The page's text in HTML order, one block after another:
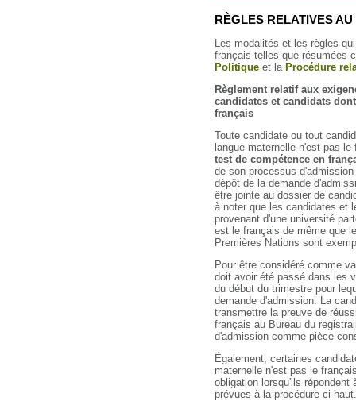
RÈGLES RELATIVES
Les modalités et les règles
français telles que résumées
Politique et la Procédure
Règlement relatif aux
candidates et candidats
français
Toute candidate ou tout
langue maternelle n'est pas
test de compétence en
de son processus
dépôt de la demande
être jointe au dossier de
à noter que les candidates et
provenant d'une université
est le français de même que
Premières Nations sont
Pour être considéré comme
doit avoir été passé dans les
du début du trimestre pour
demande d'admission. La
transmettre la preuve de
français au Bureau du
d'admission comme pièce
Également, certaines
maternelle n'est pas le
obligation lorsqu'ils répondent
prévues à la procédure ci-haut.